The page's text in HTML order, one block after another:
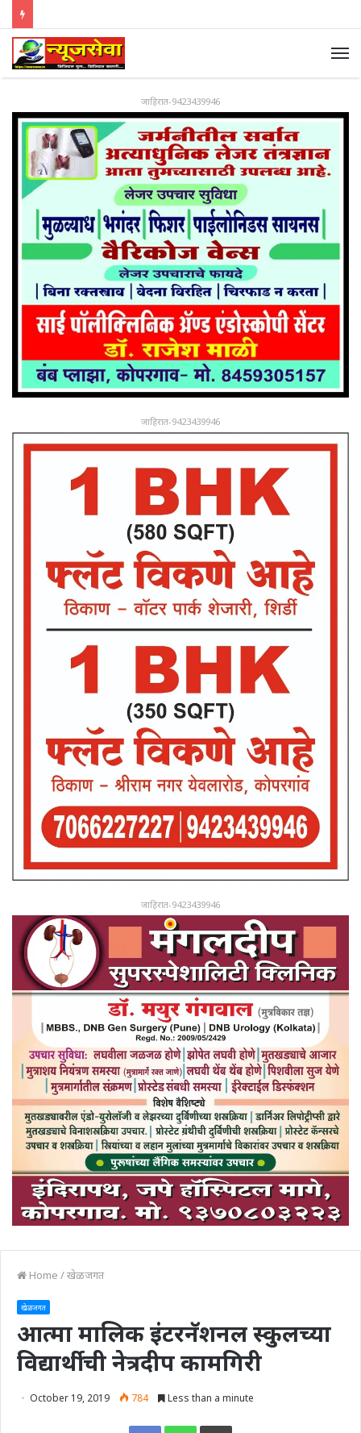
जाहिरात-9423439946
जाहिरात-9423439946
जाहिरात-9423439946
Home /खेळजगत
खेळजगत
आत्मा मालिक इंटरनॅशनल स्कुलच्या
विद्यार्थी ची नेत्रदीप कामगिरी
October 19, 2019 784 Less than a minute
Print